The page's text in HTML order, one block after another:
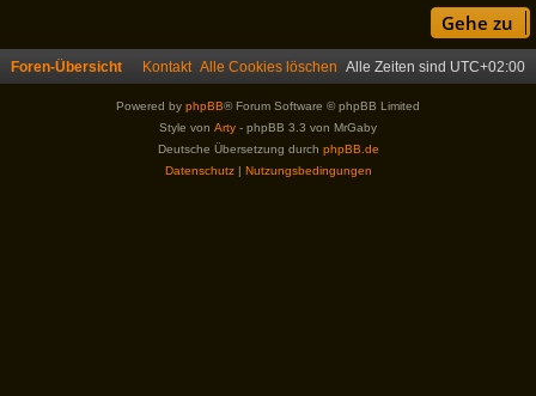
Gehe zu
Foren-Übersicht Alle Zeiten sind UTC+02:00
Alle Cookies löschen
Kontakt
Powered by phpBB® Forum Software © phpBB Limited
Style von Arty - phpBB 3.3 von MrGaby
Deutsche Übersetzung durch phpBB.de
Datenschutz| Nutzungsbedingungen